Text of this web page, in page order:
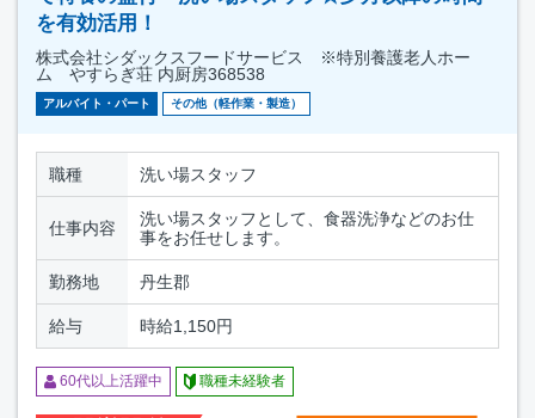
を有効活用！
株式会社シダックスフードサービス ※特別養護老人ホー
ム やすらぎ荘 内厨房368538
アルバイト・パート その他（軽作業・製造）
職種 洗い場スタッフ
仕事内容
洗い場スタッフとして、食器洗浄などのお仕
事をお任せします。
勤務地 丹生郡
給与 時給1,150円
60代以上活躍中 職種未経験者